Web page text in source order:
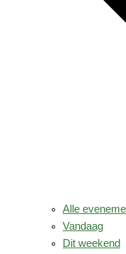
Alle
Vandaag
Dit weekend